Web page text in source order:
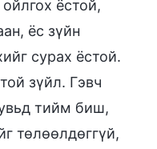
ёстой,
ёс зүйн
сурах ёстой.
зүйл. Гэвч
тийм биш,
төлөөлдөггүй,